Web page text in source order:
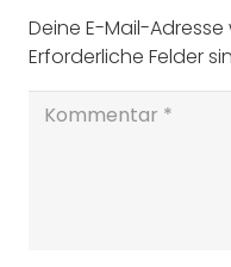
Deine E-Mail-
Erforderliche Felder